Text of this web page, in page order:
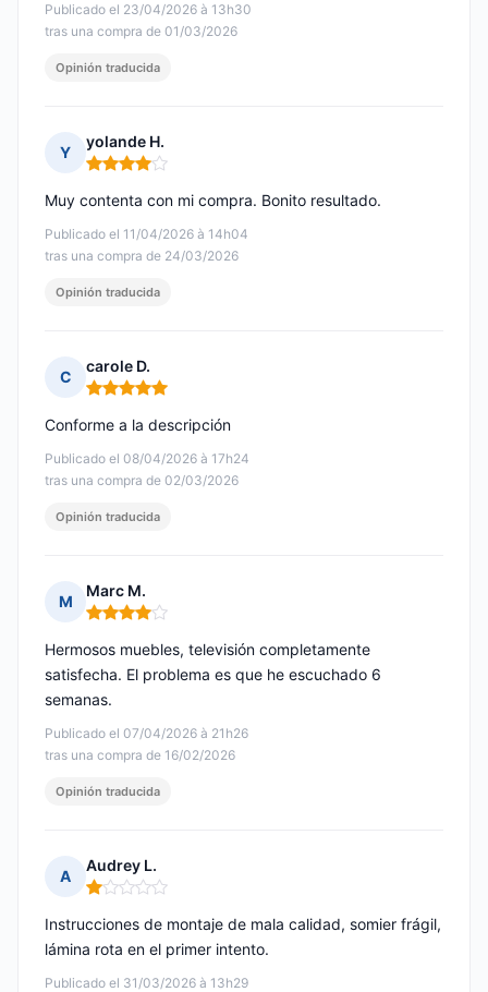
Publicado el 23/04/2026 à 13h30
tras una compra de 01/03/2026
Opinión traducida
Y
yolande H.
Nota: 4 de 5
Publicado el 11/04/2026 à 14h04
tras una compra de 24/03/2026
Muy contenta con mi compra. Bonito resultado.
Opinión traducida
C
carole D.
Nota: 5 de 5
Publicado el 08/04/2026 à 17h24
tras una compra de 02/03/2026
Conforme a la descripción
Opinión traducida
M
Marc M.
Nota: 4 de 5
Publicado el 07/04/2026 à 21h26
tras una compra de 16/02/2026
Hermosos muebles, televisión completamente
satisfecha. El problema es que he escuchado 6
semanas.
Opinión traducida
A
Audrey L.
Nota: 1 de 5
Publicado el 31/03/2026 à 13h29
Instrucciones de montaje de mala calidad, somier frágil,
lámina rota en el primer intento.